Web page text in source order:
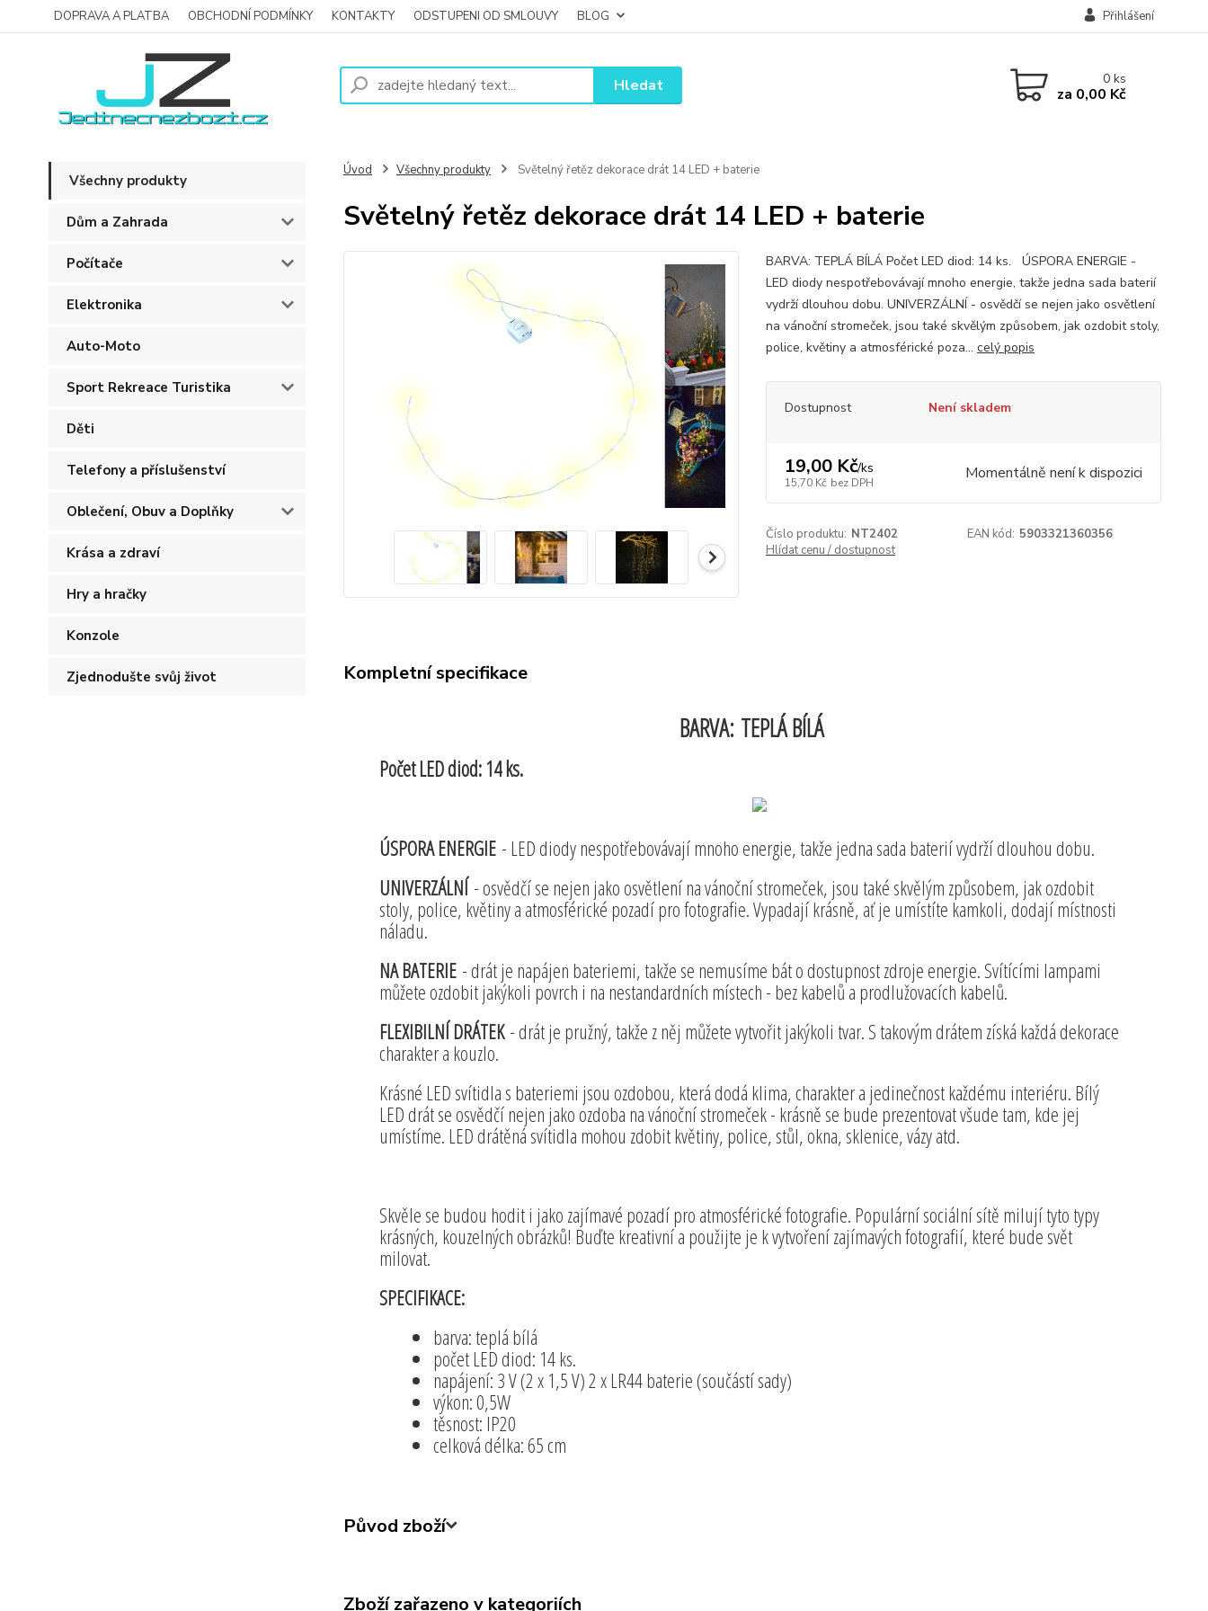
DOPRAVA A PLATBA OBCHODNÍ PODMÍNKY KONTAKTY ODSTUPENI OD SMLOUVY BLOG Přihlášení
Hledat 0ks
za 0,00 Kč
Všechny produkty
Dům a Zahrada
Počítače
Elektronika
Auto-Moto
Sport Rekreace Turistika
Děti
Telefony a příslušenství
Oblečení, Obuv a Doplňky
Krása a zdraví
Hry a hračky
Konzole
Zjednodušte svůj život
Úvod Všechny produkty Světelný řetěz dekorace drát 14 LED + baterie
Světelný řetěz dekorace drát 14 LED + baterie
BARVA: TEPLÁ BÍLÁ Počet LED diod: 14 ks. ÚSPORA ENERGIE -
LED diody nespotřebovávají mnoho energie, takže jedna sada baterií
vydrží dlouhou dobu. UNIVERZÁLNÍ - osvědčí se nejen jako osvětlení
na vánoční stromeček, jsou také skvělým způsobem, jak ozdobit stoly,
police, květiny a atmosférické poza... celý popis
Dostupnost Není skladem
19,00 Kč/ks
15,70 Kč bez DPH Momentálně není k dispozici
Číslo produktu: NT2402 EAN kód: 5903321360356
Hlídat cenu / dostupnost
Kompletní specifikace
BARVA: TEPLÁ BÍLÁ
Počet LED diod: 14 ks.
ÚSPORA ENERGIE- LED diody nespotřebovávají mnoho energie, takže jedna sada baterií vydrží dlouhou dobu.
UNIVERZÁLNÍ- osvědčí se nejen jako osvětlení na vánoční stromeček, jsou také skvělým způsobem, jak ozdobit
stoly, police, květiny a atmosférické pozadí pro fotografie. Vypadají krásně, ať je umístíte kamkoli, dodají místnosti
náladu.
NA BATERIE- drát je napájen bateriemi, takže se nemusíme bát o dostupnost zdroje energie. Svítícími lampami
můžete ozdobit jakýkoli povrch i na nestandardních místech - bez kabelů a prodlužovacích kabelů.
FLEXIBILNÍ DRÁTEK- drát je pružný, takže z něj můžete vytvořit jakýkoli tvar. S takovým drátem získá každá dekorace
charakter a kouzlo.
Krásné LED svítidla s bateriemi jsou ozdobou, která dodá klima, charakter a jedinečnost každému interiéru. Bílý
LED drát se osvědčí nejen jako ozdoba na vánoční stromeček - krásně se bude prezentovat všude tam, kde jej
umístíme. LED drátěná svítidla mohou zdobit květiny, police, stůl, okna, sklenice, vázy atd.
Skvěle se budou hodit i jako zajímavé pozadí pro atmosférické fotografie. Populární sociální sítě milují tyto typy
krásných, kouzelných obrázků! Buďte kreativní a použijte je k vytvoření zajímavých fotografií, které bude svět
milovat.
SPECIFIKACE:
barva: teplá bílá
počet LED diod: 14 ks.
napájení: 3 V (2 x 1,5 V) 2 x LR44 baterie (součástí sady)
výkon: 0,5W
těsnost: IP20
celková délka: 65 cm
Původ zboží
Zboží zařazeno v kategoriích